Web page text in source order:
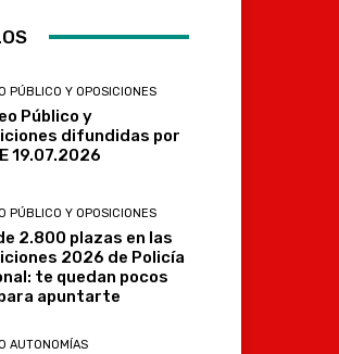
PÚBLICO Y OPOSICIONES
Público y
difundidas por
19.07.2026
PÚBLICO Y OPOSICIONES
2.800 plazas en las
2026 de Policía
te quedan pocos
apuntarte
AUTONOMÍAS